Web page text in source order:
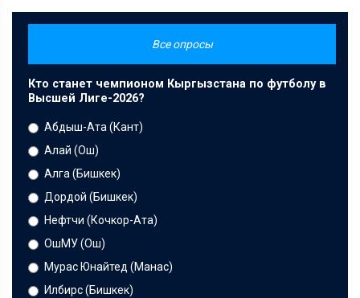
Все опросы
Кто станет чемпионом Кыргызстана по футболу в
Высшей Лиге-2026?
Абдыш-Ата (Кант)
Алай (Ош)
Алга (Бишкек)
Дордой (Бишкек)
Нефтчи (Кочкор-Ата)
ОшМУ (Ош)
Мурас Юнайтед (Манас)
Илбирс (Бишкек)